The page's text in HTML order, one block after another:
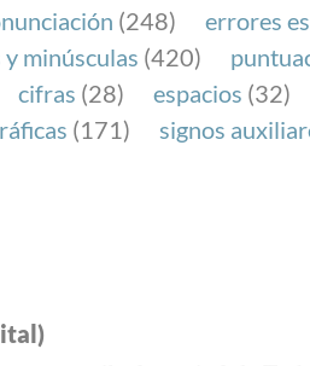
(248)
errores
minúsculas (420)
cifras (28) espacios (32)
(171)
signos